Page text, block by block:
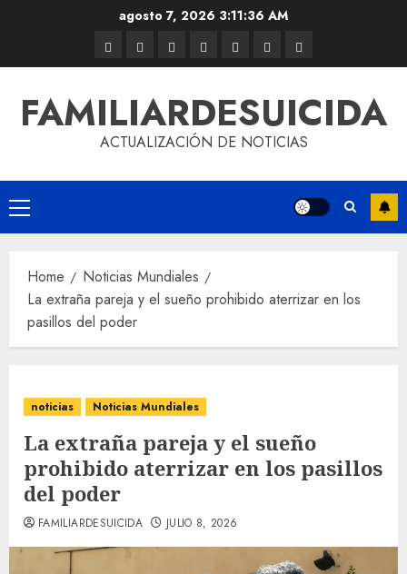
agosto 7, 2026 3:11:36 AM
FAMILIARDESUICIDA
ACTUALIZACIÓN DE NOTICIAS
Home
Noticias Mundiales
La extraña pareja y el sueño prohibido aterrizar en los
pasillos del poder
noticias Noticias Mundiales
La extraña pareja y el sueño
prohibido aterrizar en los pasillos
del poder
FAMILIARDESUICIDA JULIO 8, 2026